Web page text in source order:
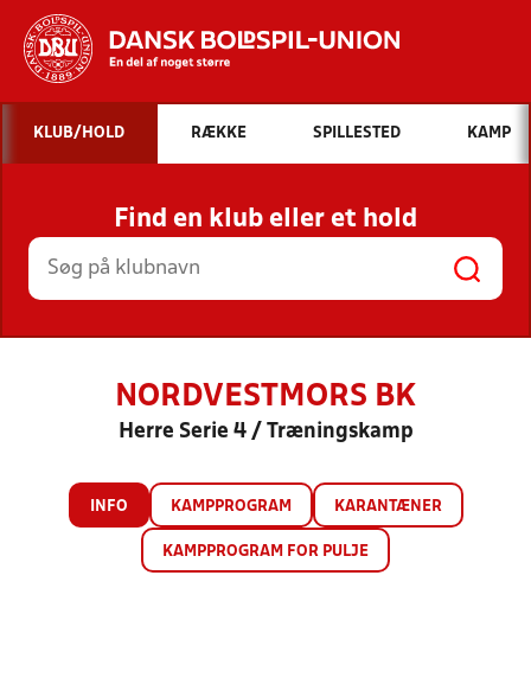
Hvad vil du søge efter?
INDHOLD OG NYHEDER
STILLINGER, RESULTATER, KLUBBER OG
HOLD
KLUB/HOLD RÆKKE SPILLESTED KAMP
Find en klub eller et hold
NORDVESTMORS BK
Herre Serie 4 / Træningskamp
INFO KAMPPROGRAM KARANTÆNER
KAMPPROGRAM FOR PULJE